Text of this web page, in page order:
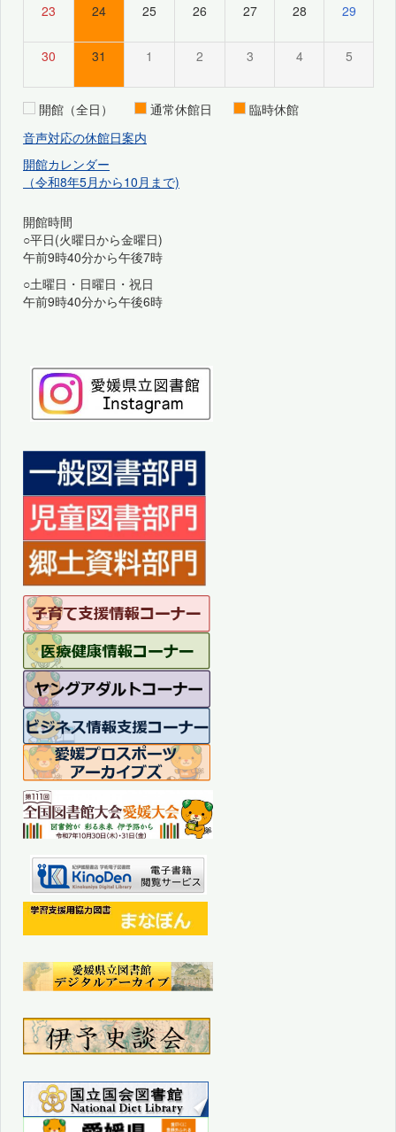
23 24 25 26 27 28 29
30 31 1 2 3 4 5
開館（全日） 通常休館日
臨時休館
音声対応の休館日案内
開館カレンダー
（令和8年5月から10月まで)
開館時間
○平日(火曜日から金曜日)
午前9時40分から午後7時
○土曜日・日曜日・祝日
午前9時40分から午後6時